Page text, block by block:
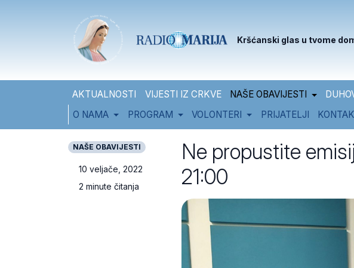
Kršćanski glas u tvome
AKTUALNOSTI VIJESTI IZ CRKVE NAŠE OBAVIJESTI
O NAMA
PROGRAM VOLONTERI PRIJATELJI
NAŠE OBAVIJESTI
10 veljače, 2022
2 minute čitanja
Ne propustite
21:00